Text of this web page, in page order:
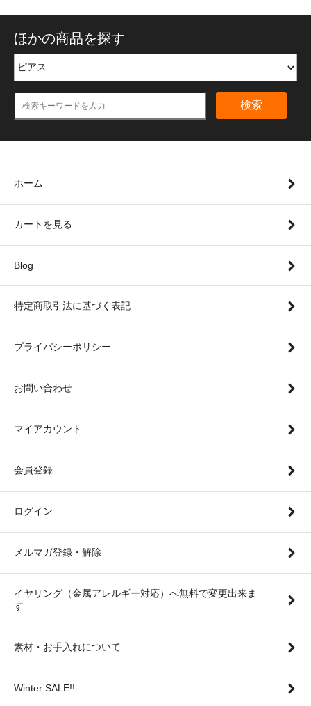
ほかの商品を探す
検索
ホーム
カートを見る
Blog
特定商取引法に基づく表記
プライバシーポリシー
お問い合わせ
マイアカウント
会員登録
ログイン
メルマガ登録・解除
イヤリング（金属アレルギー対応）へ無料で変更出来ま
す
素材・お手入れについて
Winter SALE!!